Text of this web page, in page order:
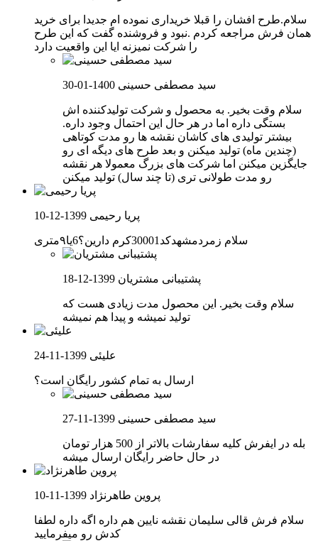
سلام.طرح افشان را قبلا خریداری نموده ام جدیدا برای خرید
همان فرش مراجعه کردم .نبود و فروشنده گفت که این طرح
را شرکت نمیزنه ایا این واقعیت دارد
سید مصطفی حسینی 1400-01-30
سلام وقت بخیر. به محصول و شرکت تولیدکننده اش
بستگی داره اما در هر حال این احتمال وجود داره.
بیشتر تولیدی های کاشان نقشه ها رو مدت کوتاهی
(چندین ماه) تولید میکنن و بعد طرح های دیگه ای رو
جایگزین میکنن اما شرکت های بزرگ معمولا هر نقشه
رو مدت طولانی تری (تا چند سال) تولید میکنن
پریا رحیمی 1399-12-10
سلام زمردمشهدکد30001کرم دارین؟6یا۹متری
پشتیبانی مشتریان 1399-12-18
سلام وقت بخیر. این محصول مدت زیادی هست که
تولید نمیشه و پیدا هم نمیشه
علیئی 1399-11-24
ارسال به تمام کشور رایگان است؟
سید مصطفی حسینی 1399-11-27
بله در ایفرش کلیه سفارشات بالاتر از 500 هزار تومان
در حال حاضر رایگان ارسال میشه
پروین طاهرنژاد 1399-11-10
سلام فرش قالی سلیمان نقشه نایین هم داره اگه داره لطفا
کدش رو میفرمایید